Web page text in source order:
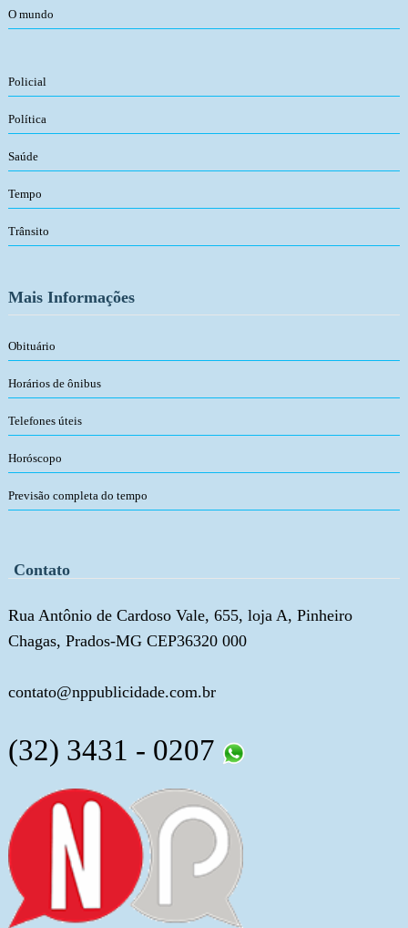
O mundo
Policial
Política
Saúde
Tempo
Trânsito
Mais Informações
Obituário
Horários de ônibus
Telefones úteis
Horóscopo
Previsão completa do tempo
Contato
Rua Antônio de Cardoso Vale, 655, loja A, Pinheiro
Chagas, Prados-MG CEP36320 000
contato@nppublicidade.com.br
(32) 3431 - 0207